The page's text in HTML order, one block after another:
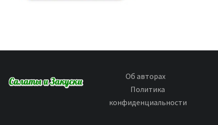
Об авторах
Политика
конфиденциальности